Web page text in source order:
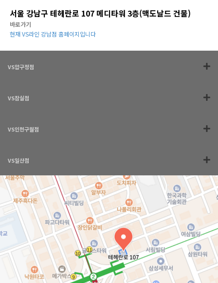
서울 강남구 테헤란로 107 메디타워 3층(맥도날드 건물)
바로가기
현재 VS라인 강남점 홈페이지입니다
VS압구정점
VS잠실점
VS인천구월점
VS일산점